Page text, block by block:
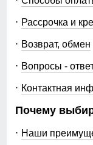
Наиболее
Рассрочка и
Возврат, обмен
Вопросы -
Контактная
Почему
Наши